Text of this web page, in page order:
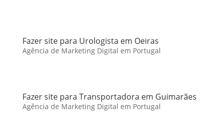
Fazer site para Urologista em Oeiras
Agência de Marketing Digital em Portugal
Fazer site para Transportadora em Guimarães
Agência de Marketing Digital em Portugal